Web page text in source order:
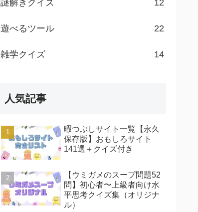
謎解きクイズ 12
遊べるツール 22
雑学クイズ 14
人気記事
暇つぶしサイト一覧【永久
保存版】おもしろサイト
141選＋クイズ付き
【ウミガメのスープ問題52
問】初心者〜上級者向け水
平思考クイズ集（オリジナ
ル）